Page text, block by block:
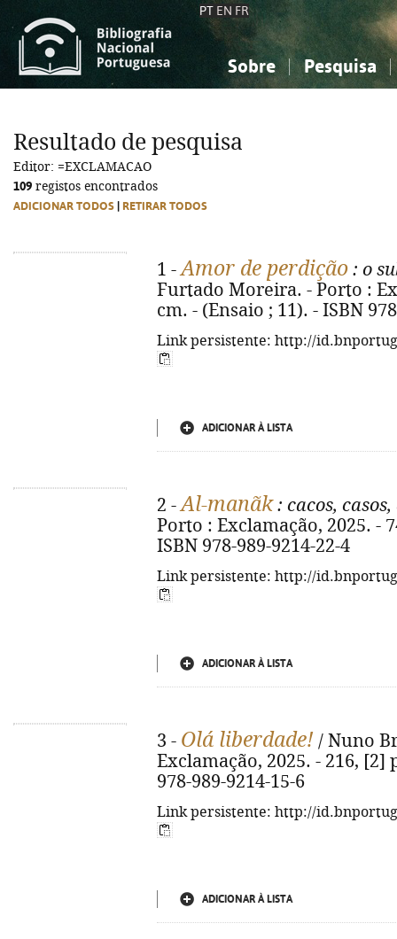
PT EN FR
Sobre Pesquisa
Ciências sociais...
Ciências sociais...
Resultado de pesquisa
Editor: =EXCLAMACAO
109 registos encontrados
ADICIONAR TODOS RETIRAR TODOS
1 -Amor de perdição : o
Furtado Moreira. - Porto :
cm. - (Ensaio ; 11). - ISBN
Link persistente: http://
ADICIONAR À LISTA
2 -Al-manãk: cacos, casos,
Porto : Exclamação, 2025. -
ISBN 978-989-9214-22-4
Link persistente: http://
ADICIONAR À LISTA
3 - Olá liberdade! / Nuno
Exclamação, 2025. - 216, [2]
978-989-9214-15-6
Link persistente: http://
ADICIONAR À LISTA